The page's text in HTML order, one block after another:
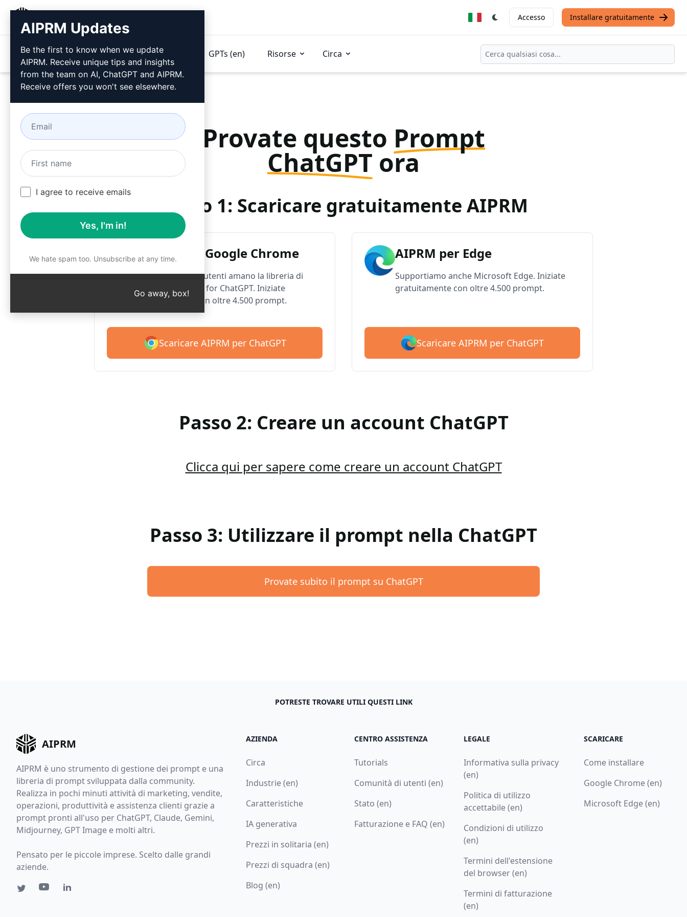
Accesso Installare gratuitamente
Prodotti Prezzi Suggerimenti GPTs (en) Risorse Circa
Provate questo Prompt
ChatGPT ora
Passo 1: Scaricare gratuitamente AIPRM
AIPRM per Google Chrome
Oltre 2 milioni di utenti amano la libreria di
prompt di AIPRM for ChatGPT. Iniziate
gratuitamente con oltre 4.500 prompt.
Scaricare AIPRM per ChatGPT
AIPRM per Edge
Supportiamo anche Microsoft Edge. Iniziate
gratuitamente con oltre 4.500 prompt.
Scaricare AIPRM per ChatGPT
Passo 2: Creare un account ChatGPT
Clicca qui per sapere come creare un account ChatGPT
Passo 3: Utilizzare il prompt nella ChatGPT
Provate subito il prompt su ChatGPT
POTRESTE TROVARE UTILI QUESTI LINK
AIPRM
AIPRM è uno strumento di gestione dei prompt e una
libreria di prompt sviluppata dalla community.
Realizza in pochi minuti attività di marketing, vendite,
operazioni, produttività e assistenza clienti grazie a
prompt pronti all'uso per ChatGPT, Claude, Gemini,
Midjourney, GPT Image e molti altri.
Pensato per le piccole imprese. Scelto dalle grandi
aziende.
AZIENDA
Circa
Industrie (en)
Caratteristiche
IA generativa
Prezzi in solitaria (en)
Prezzi di squadra (en)
Blog (en)
CENTRO ASSISTENZA
Tutorials
Comunità di utenti (en)
Stato (en)
Fatturazione e FAQ (en)
LEGALE
Informativa sulla privacy
(en)
Politica di utilizzo
accettabile (en)
Condizioni di utilizzo
(en)
Termini dell'estensione
del browser (en)
Termini di fatturazione
(en)
SCARICARE
Come installare
Google Chrome (en)
Microsoft Edge (en)
AIPRM Updates
Be the first to know when we update
AIPRM. Receive unique tips and insights
from the team on AI, ChatGPT and AIPRM.
Receive offers you won't see elsewhere.
I agree to receive emails
Yes, I'm in!
We hate spam too. Unsubscribe at any time.
Go away, box!